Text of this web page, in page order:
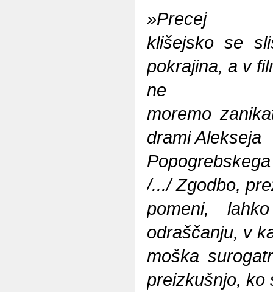
»Precej
klišejsko se
pokrajina, a v
ne
moremo
drami Alekseja
/.../ Zgodbo,
pomeni,
odraščanju, v
moška
preizkušnjo, ko